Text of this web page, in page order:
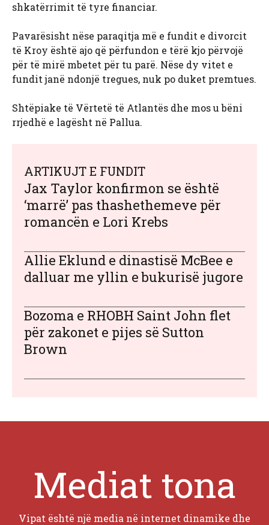
shkatërrimit të tyre financiar.
Pavarësisht nëse paraqitja më e fundit e divorcit
të Kroy është ajo që përfundon e tërë kjo përvojë
për të mirë mbetet për tu parë. Nëse dy vitet e
fundit janë ndonjë tregues, nuk po duket premtues.
Shtëpiake të Vërtetë të Atlantës dhe mos u bëni
rrjedhë e lagësht në Pallua.
ARTIKUJT E FUNDIT
Jax Taylor konfirmon se është
‘marrë’ pas thashethemeve për
romancën e Lori Krebs
Allie Eklund e dinastisë McBee e
dalluar me yllin e bukurisë jugore
Bozoma e RHOBH Saint John flet
për zakonet e pijes së Sutton
Brown
Mediat tona
Vipat është një media në internet dinamike dhe